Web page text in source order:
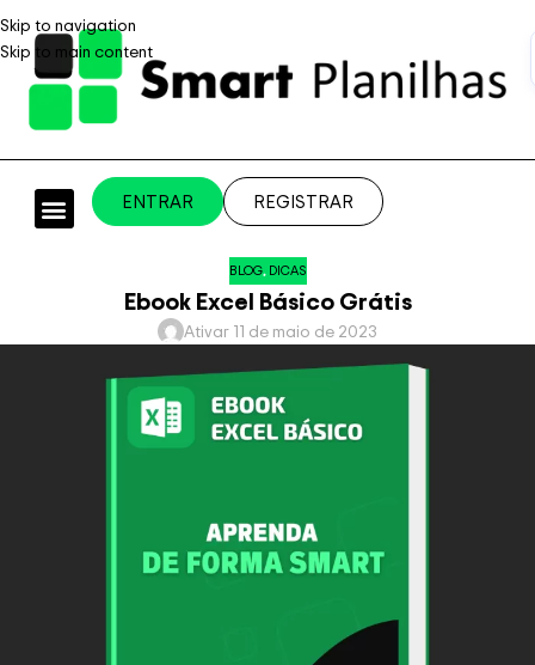
Skip to navigation
Skip to main content
ENTRAR REGISTRAR
BLOG,DICAS
Ebook Excel Básico Grátis
Ativar 11 de maio de 2023